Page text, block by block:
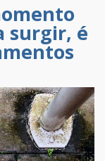
surgir, é